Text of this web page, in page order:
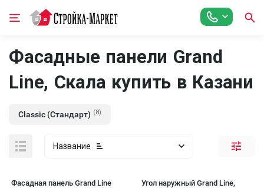
Фасадные панели Grand
Line, Скала купить в Казани
Classic (Стандарт) (8)
Название
Фасадная панель Grand Line
Угол наружный Grand Line,